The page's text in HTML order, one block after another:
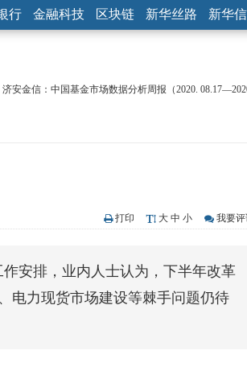
行 金融科技 区块链 新华丝路 新华
济安金信：中国基金市场数据分析周报（2020.
济安金信：中国基金市场数据分析周报（2020.
基本面及股市双轮冲击 债市回调十年期债表现最弱
恒生聚源：北斗收官之星发射成功，全产业链解析
济安金信：中国基金市场数据分析周报（2020.
打印 大 中 小 我要
安排，业内人士认为，下半年改革
电力现货市场建设等棘手问题仍待